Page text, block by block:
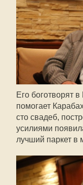
Его боготворят
помогает
сто свадеб,
усилиями
лучший паркет в